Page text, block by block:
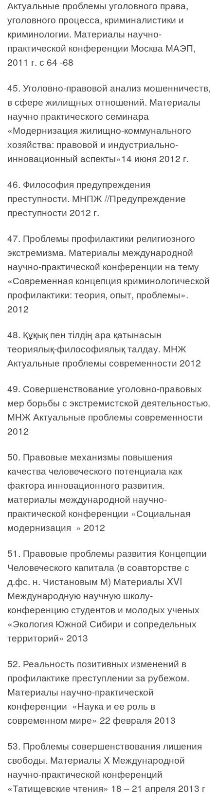
Актуальные проблемы уголовного права,
уголовного процесса, криминалистики и
криминологии. Материалы научно-
практической конференции Москва МАЭП,
2011 г. с 64 -68
45. Уголовно-правовой анализ мошенничеств,
в сфере жилищных отношений. Материалы
научно практического семинара
«Модернизация жилищно-коммунального
хозяйства: правовой и индустриально-
инновационный аспекты»14 июня 2012 г.
46. Философия предупреждения
преступности. МНПЖ //Предупреждение
преступности 2012 г.
47. Проблемы профилактики религиозного
экстремизма. Материалы международной
научно-практической конференции на тему
«Современная концепция криминологической
профилактики: теория, опыт, проблемы».
2012
48. Құқық пен тілдің ара қатынасын
теориялық-философиялық талдау. МНЖ
Актуальные проблемы современности 2012
49. Совершенствование уголовно-правовых
мер борьбы с экстремистской деятельностью.
МНЖ Актуальные проблемы современности
2012
50. Правовые механизмы повышения
качества человеческого потенциала как
фактора инновационного развития.
материалы международной научно-
практической конференции «Социальная
модернизация » 2012
51. Правовые проблемы развития Концепции
Человеческого капитала (в соавторстве с
д.фс. н. Чистановым М) Материалы XVI
Международную научную школу-
конференцию студентов и молодых ученых
«Экология Южной Сибири и сопредельных
территорий» 2013
52. Реальность позитивных изменений в
профилактике преступлении за рубежом.
Материалы научно-практической
конференции «Наука и ее роль в
современном мире» 22 февраля 2013
53. Проблемы совершенствования лишения
свободы. Материалы X Международной
научно-практической конференций
«Татищевские чтения» 18 – 21 апреля 2013 г